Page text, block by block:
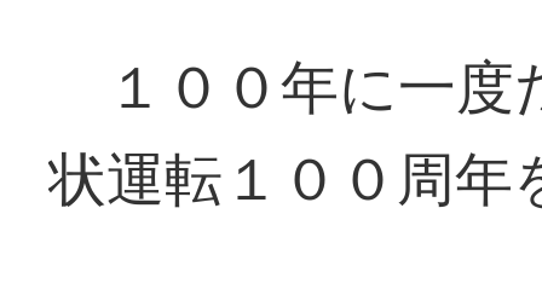
１００年に一
状運転１００周年